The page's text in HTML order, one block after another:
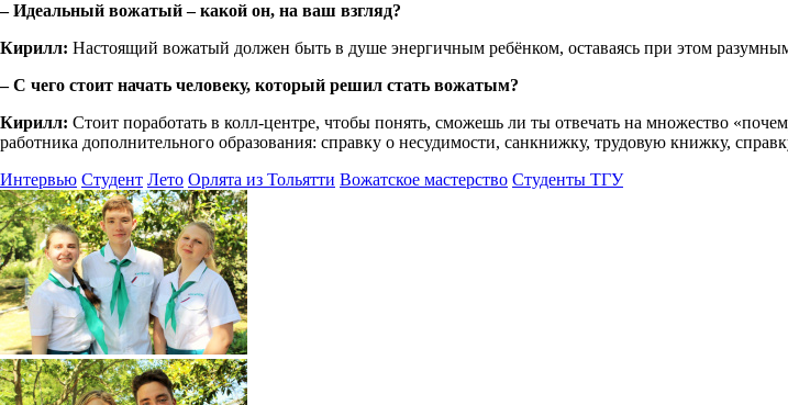
– Идеальный вожатый – какой он, на ваш взгляд?
Кирилл: Настоящий вожатый должен быть в душе энергичным ребёнком, оставаясь при этом
– С чего стоит начать человеку, который решил стать вожатым?
Кирилл: Стоит поработать в колл-центре, чтобы понять, сможешь ли ты отвечать на множество
работника дополнительного образования: справку о несудимости, санкнижку, трудовую книжку,
Интервью Студент Лето Орлята из Тольятти Вожатское мастерство Студенты ТГУ